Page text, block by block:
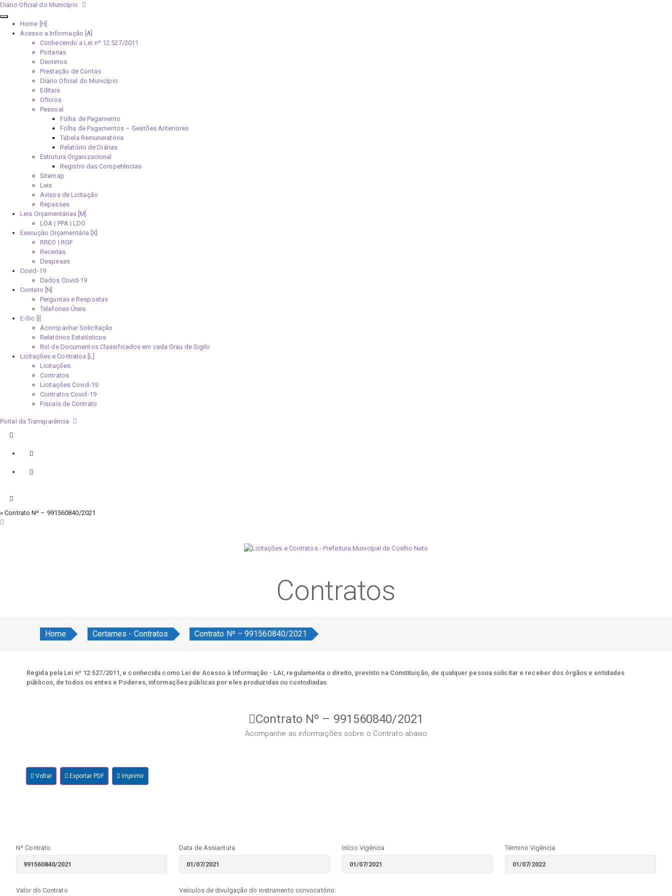
Diário Oficial do Município
Home [H]
Acesso a Informação [A]
Conhecendo a Lei nº 12.527/2011
Portarias
Decretos
Prestação de Contas
Diário Oficial do Município
Editais
Ofícios
Pessoal
Folha de Pagamento
Folha de Pagamentos – Gestões Anteriores
Tabela Remuneratória
Relatório de Diárias
Estrutura Organizacional
Registro das Competências
Sitemap
Leis
Avisos de Licitação
Repasses
Leis Orçamentárias [M]
LOA | PPA | LDO
Execução Orçamentária [X]
RREO | RGF
Receitas
Despesas
Covid-19
Dados Covid-19
Contato [N]
Perguntas e Respostas
Telefones Úteis
E-Sic [I]
Acompanhar Solicitação
Relatórios Estatísticos
Rol de Documentos Classificados em cada Grau de Sigilo
Licitações e Contratos [L]
Licitações
Contratos
Licitações Covid-19
Contratos Covid-19
Fiscais de Contrato
Portal da Transparência
» Contrato Nº – 991560840/2021
Contratos
Home Certames - Contratos Contrato Nº – 991560840/2021
Regida pela Lei nº 12.527/2011, e conhecida como Lei de Acesso à Informação - LAI, regulamenta o direito, previsto na Constituição, de qualquer pessoa solicitar e receber dos órgãos e entidades
públicos, de todos os entes e Poderes, informações públicas por eles produzidas ou custodiadas.
Contrato Nº – 991560840/2021
Acompanhe as informações sobre o Contrato abaixo
Voltar Exportar PDF Imprimir
Nº Contrato Data de Assiantura Início Vigência Término Vigência
Valor do Contrato Veículos de divulgação do instrumento convocatório: